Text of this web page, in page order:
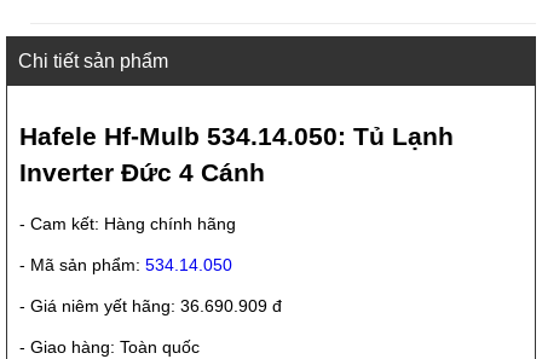
Chi tiết sản phẩm
Hafele Hf-Mulb 534.14.050: Tủ Lạnh
Inverter Đức 4 Cánh
- Cam kết: Hàng chính hãng
- Mã sản phẩm: 534.14.050
- Giá niêm yết hãng: 36.690.909 đ
- Giao hàng: Toàn quốc